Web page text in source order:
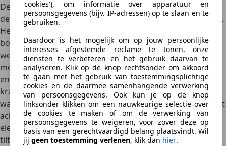
'cookies'), om informatie over apparatuur en
persoonsgegevens (bijv. IP-adressen) op te slaan en te
gebruiken.
Daardoor is het mogelijk om op jouw persoonlijke
interesses afgestemde reclame te tonen, onze
diensten te verbeteren en het gebruik daarvan te
analyseren. Klik op de knop rechtsonder om akkoord
te gaan met het gebruik van toestemmingsplichtige
cookies en de daarmee samenhangende verwerking
van persoonsgegevens. Ook kun je op de knop
linksonder klikken om een nauwkeurige selectie over
de cookies te maken of om de verwerking van
persoonsgegevens te weigeren, voor zover deze op
basis van een gerechtvaardigd belang plaatsvindt. Wil
jij geen toestemming verlenen, klik dan hier.
De BYD Seal laat zien dat het meer is dan een
designstatement. Het rijgedrag is sportief én comfortabel.
Het onderstel is stevig afgestemd en geeft vertrouwen in
bochten, zonder dat het te stug aanvoelt op slechter
wegdek. De basisversie richt zich minder op spektakel en
meer op ontspannen rijden en efficiëntie. Hij voelt lichter
en voorspelbaarder aan, met stillere, lineaire
krachtopbouw. Perfect voor wie lange dagen maakt en
waarde hecht aan comfort, verbruik en prijs. De versie met
achterwielaandrijving en de optionele 313 pk sterke
elektromotor voelt al vlot aan. De AWD-variant met 530 pk
tilt de prestaties pas echt naar een hoger plan.